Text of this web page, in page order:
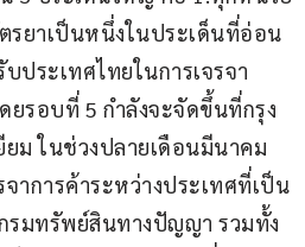
รยาเป็นหนึ่งในประเด็นที่อ่อน
ระเทศไทยในการเจรจา
ยรอบที่ 5 กำลังจะจัดขึ้นที่กรุง
ยม ในช่วงปลายเดือนมีนาคม
จาการค้าระหว่างประเทศที่เป็น
รมทรัพย์สินทางปัญญา รวมทั้ง